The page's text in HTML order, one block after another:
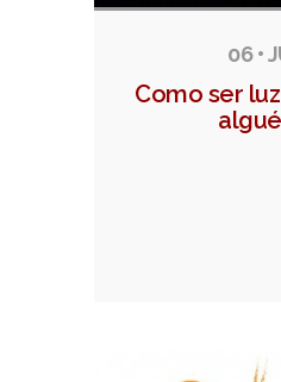
06 •
Como ser